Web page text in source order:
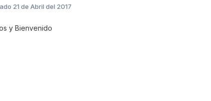
21 de Abril del 2017
y Bienvenido